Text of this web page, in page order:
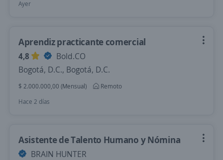
Ayer
Aprendiz practicante comercial
4,8
Bold.CO
Bogotá, D.C., Bogotá, D.C.
$ 2.000.000,00 (Mensual)
Remoto
Hace 2 días
Asistente de Talento Humano y Nómina
BRAIN HUNTER